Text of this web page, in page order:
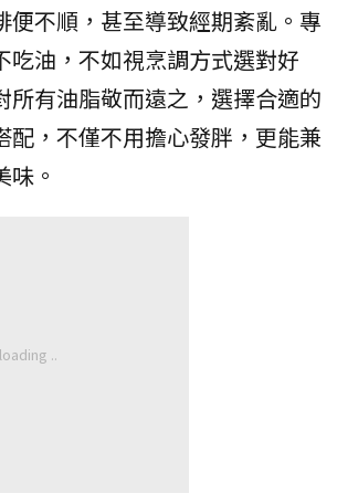
便不順，甚至導致經期紊亂。專
吃油，不如視烹調方式選對好
所有油脂敬而遠之，選擇合適的
配，不僅不用擔心發胖，更能兼
味。